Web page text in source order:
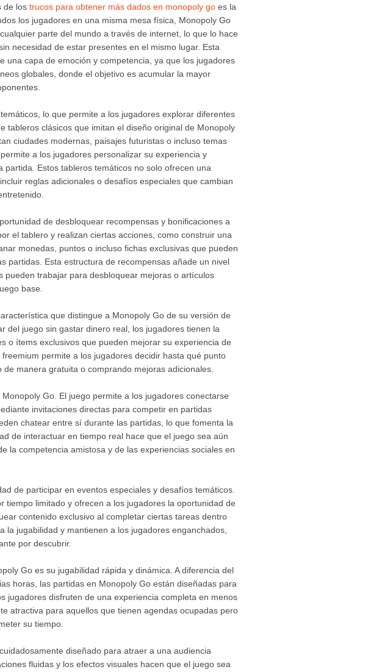
de los trucos para obtener más dados en monopoly go es la
los jugadores en una misma mesa física, Monopoly Go
parte del mundo a través de internet, lo que lo hace
necesidad de estar presentes en el mismo lugar. Esta
una capa de emoción y competencia, ya que los jugadores
globales, donde el objetivo es acumular la mayor
lo que permite a los jugadores explorar diferentes
tableros clásicos que imitan el diseño original de Monopoly
ciudades modernas, paisajes futuristas o incluso temas
a los jugadores personalizar su experiencia y
Estos tableros temáticos no solo ofrecen una
reglas adicionales o desafíos especiales que cambian
de desbloquear recompensas y bonificaciones a
el tablero y realizan ciertas acciones, como construir una
monedas, puntos o incluso fichas exclusivas que pueden
partidas. Esta estructura de recompensas añade un nivel
pueden trabajar para desbloquear mejoras o artículos
base.
que distingue a Monopoly Go de su versión de
del juego sin gastar dinero real, los jugadores tienen la
o ítems exclusivos que pueden mejorar su experiencia de
permite a los jugadores decidir hasta qué punto
manera gratuita o comprando mejoras adicionales.
Go. El juego permite a los jugadores conectarse
invitaciones directas para competir en partidas
chatear entre sí durante las partidas, lo que fomenta la
de interactuar en tiempo real hace que el juego sea aún
la competencia amistosa y de las experiencias sociales en
de participar en eventos especiales y desafíos temáticos.
tiempo limitado y ofrecen a los jugadores la oportunidad de
contenido exclusivo al completar ciertas tareas dentro
la jugabilidad y mantienen a los jugadores enganchados,
por descubrir.
Go es su jugabilidad rápida y dinámica. A diferencia del
horas, las partidas en Monopoly Go están diseñadas para
jugadores disfruten de una experiencia completa en menos
atractiva para aquellos que tienen agendas ocupadas pero
su tiempo.
diseñado para atraer a una audiencia
fluidas y los efectos visuales hacen que el juego sea